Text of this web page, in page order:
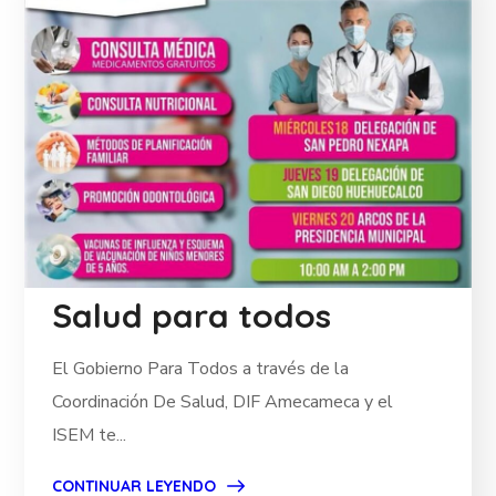
Salud para todos
El Gobierno Para Todos a través de la
Coordinación De Salud, DIF Amecameca y el
ISEM te...
CONTINUAR LEYENDO